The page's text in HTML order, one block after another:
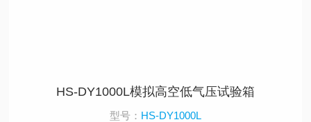
HS-DY1000L模拟高空低气压试验箱
型号： HS-DY1000L